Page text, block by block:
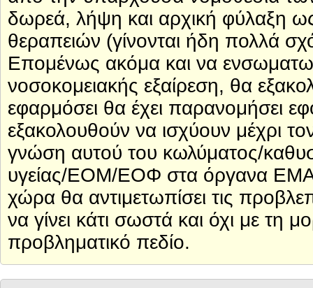
δωρεά, λήψη και αρχική φύλαξη
θεραπειών (γίνονται ήδη πολλά
Επομένως ακόμα και να
νοσοκομειακής εξαίρεση, θα
εφαρμόσει θα έχει παρανομήσει
εξακολουθούν να ισχύουν μέχρι
γνώση αυτού του κωλύματος/
υγείας/ΕΟΜ/ΕΟΦ στα όργανα
χώρα θα αντιμετωπίσει τις
να γίνει κάτι σωστά και όχι με
προβληματικό πεδίο.